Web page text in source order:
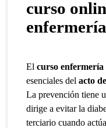
curso
El curso
esenciales delacto
La prevención tiene
dirige a evitar la
terciario cuando